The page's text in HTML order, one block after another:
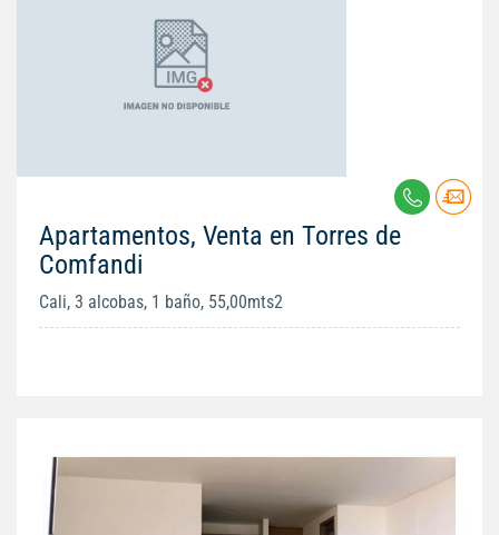
Apartamentos, Venta en Torres de
Comfandi
Cali, 3 alcobas, 1 baño, 55,00mts2